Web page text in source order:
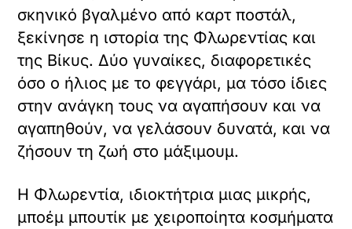
σκηνικό βγαλμένο από καρτ ποστάλ,
ξεκίνησε η ιστορία της Φλωρεντίας και
της Βίκυς. Δύο γυναίκες, διαφορετικές
όσο ο ήλιος με το φεγγάρι, μα τόσο ίδιες
στην ανάγκη τους να αγαπήσουν και να
αγαπηθούν, να γελάσουν δυνατά, και να
ζήσουν τη ζωή στο μάξιμουμ.
Η Φλωρεντία, ιδιοκτήτρια μιας μικρής,
μποέμ μπουτίκ με χειροποίητα κοσμήματα